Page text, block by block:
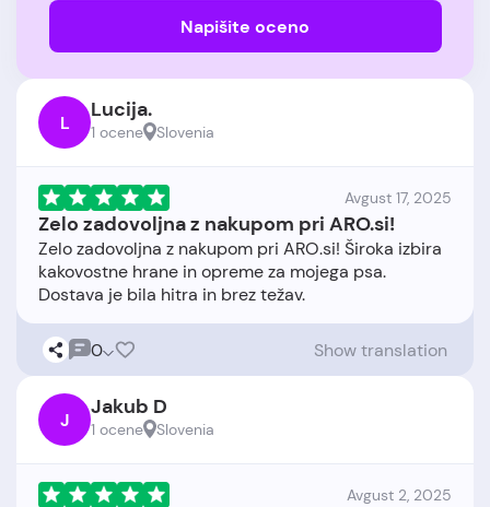
Napišite oceno
L Lucija.
1 ocene Slovenia
Avgust 17, 2025
Zelo zadovoljna z nakupom pri ARO.si!
Zelo zadovoljna z nakupom pri ARO.si! Široka izbira
kakovostne hrane in opreme za mojega psa.
0 Show translation
J Jakub D
1 ocene Slovenia
Avgust 2, 2025